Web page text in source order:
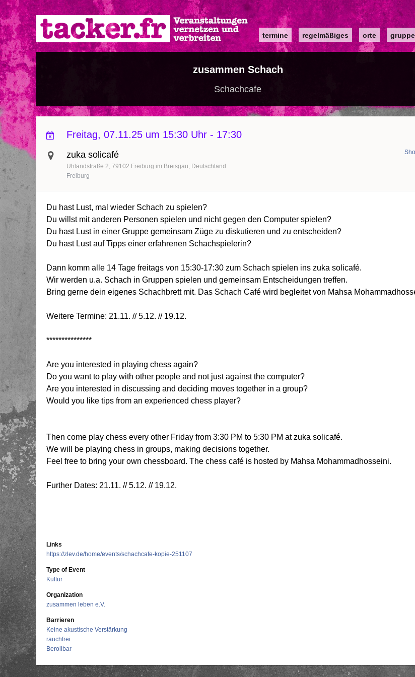
Direkt
zum
Inhalt
Main
navigation
termine regelmäßiges orte
zusammen Schach
Schachcafe
Freitag, 07.11.25 um 15:30 Uhr - 17:30
zuka solicafé
Uhlandstraße 2 79102 Freiburg im Breisgau Deutschland
Freiburg
Du hast Lust, mal wieder Schach zu spielen?
Du willst mit anderen Personen spielen und nicht gegen den Computer spielen?
Du hast Lust in einer Gruppe gemeinsam Züge zu diskutieren und zu entscheiden?
Du hast Lust auf Tipps einer erfahrenen Schachspielerin?
Dann komm alle 14 Tage freitags von 15:30-17:30 zum Schach spielen ins zuka solicafé.
Wir werden u.a. Schach in Gruppen spielen und gemeinsam Entscheidungen treffen.
Bring gerne dein eigenes Schachbrett mit. Das Schach Café wird begleitet von Mahsa
Weitere Termine: 21.11. // 5.12. // 19.12.
***************
Are you interested in playing chess again?
Do you want to play with other people and not just against the computer?
Are you interested in discussing and deciding moves together in a group?
Would you like tips from an experienced chess player?
Then come play chess every other Friday from 3:30 PM to 5:30 PM at zuka solicafé.
We will be playing chess in groups, making decisions together.
Feel free to bring your own chessboard. The chess café is hosted by Mahsa Mohammadhosseini.
Further Dates: 21.11. // 5.12. // 19.12.
Links
https://zlev.de/home/events/schachcafe-kopie-251107
Type of Event
Kultur
Organization
zusammen leben e.V.
Barrieren
Keine akustische Verstärkung
rauchfrei
Berollbar